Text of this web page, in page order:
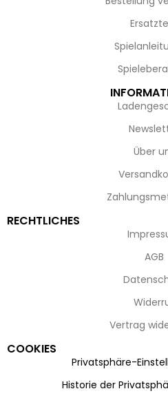
Über
RECHTLICHES
AGB
Vertrag
COOKIES
Privatsphäre-
Historie der